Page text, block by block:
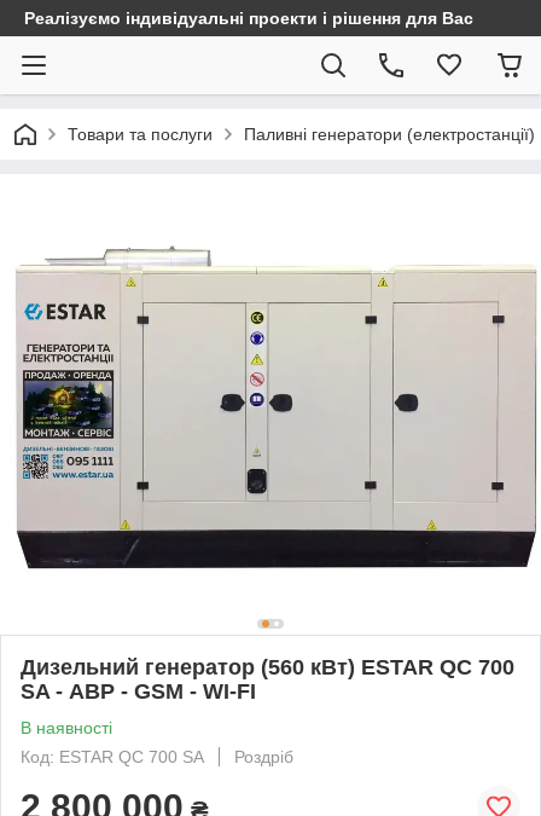
Реалізуємо індивідуальні проекти і рішення для Вас
Товари та послуги Паливні генератори (електростанції)
Дизельний генератор (560 кВт) ESTAR QC 700
SA - АВР - GSM - WI-FI
В наявності
Код: ESTAR QC 700 SA
Роздріб
2 800 000